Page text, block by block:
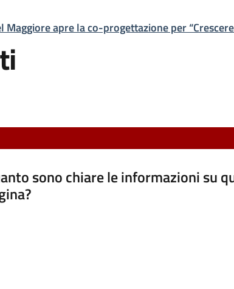
Maggiore apre la co-progettazione per
sono chiare le informazioni su